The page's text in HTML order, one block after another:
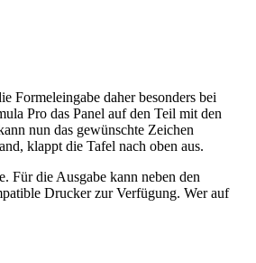
Formeleingabe daher besonders bei
Pro das Panel auf den Teil mit den
nun das gewünschte Zeichen
klappt die Tafel nach oben aus.
Für die Ausgabe kann neben den
Drucker zur Verfügung. Wer auf